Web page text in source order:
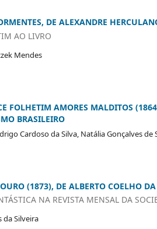
DE ALEXANDRE
AO LIVRO
Mendes
FOLHETIM AMORES MALDITOS
BRASILEIRO
Cardoso da Silva, Natália Gonçalves de
(1873), DE ALBERTO COELHO
NA REVISTA MENSAL DA
da Silveira